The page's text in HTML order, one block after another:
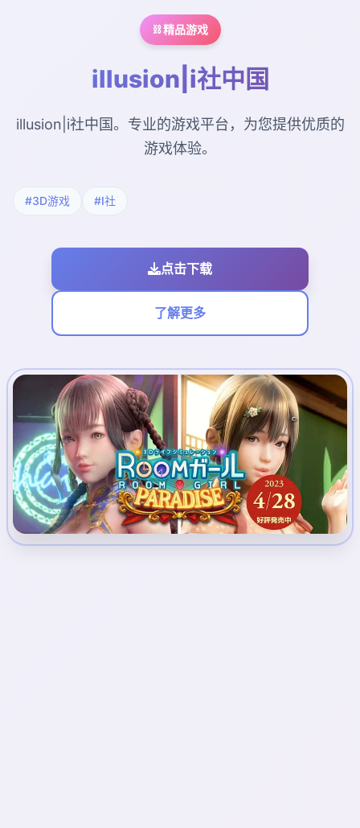
⛓️ 精品游戏
illusion|i社中国
illusion|i社中国。专业的游戏平台，为您提供优质的
游戏体验。
#3D游戏 #I社
点击下载
了解更多